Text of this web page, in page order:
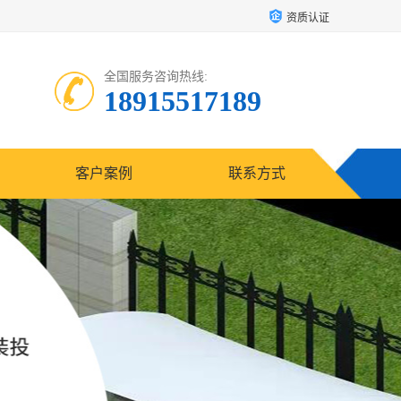
资质认证
全国服务咨询热线:
18915517189
客户案例 联系方式